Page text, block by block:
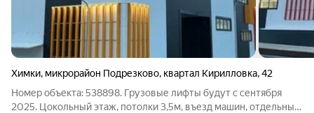
Химки, микрорайон Подрезково, квартал Кирилловка,42
Номер объекта: 538898. Грузовые лифты будут с сентября
2025. Цoкольный этаж, потолки 3,5м, въезд машин, отдельные